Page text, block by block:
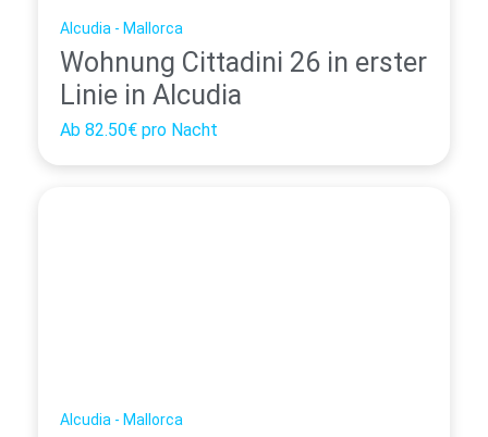
Alcudia - Mallorca
Wohnung Cittadini 26 in erster
Linie in Alcudia
Ab 82.50€ pro Nacht
Alcudia - Mallorca